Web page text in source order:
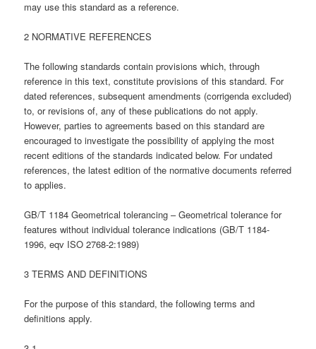
may use this standard as a reference.
2 NORMATIVE REFERENCES
The following standards contain provisions which, through
reference in this text, constitute provisions of this standard. For
dated references, subsequent amendments (corrigenda excluded)
to, or revisions of, any of these publications do not apply.
However, parties to agreements based on this standard are
encouraged to investigate the possibility of applying the most
recent editions of the standards indicated below. For undated
references, the latest edition of the normative documents referred
to applies.
GB/T 1184 Geometrical tolerancing – Geometrical tolerance for
features without individual tolerance indications (GB/T 1184-
1996, eqv ISO 2768-2:1989)
3 TERMS AND DEFINITIONS
For the purpose of this standard, the following terms and
definitions apply.